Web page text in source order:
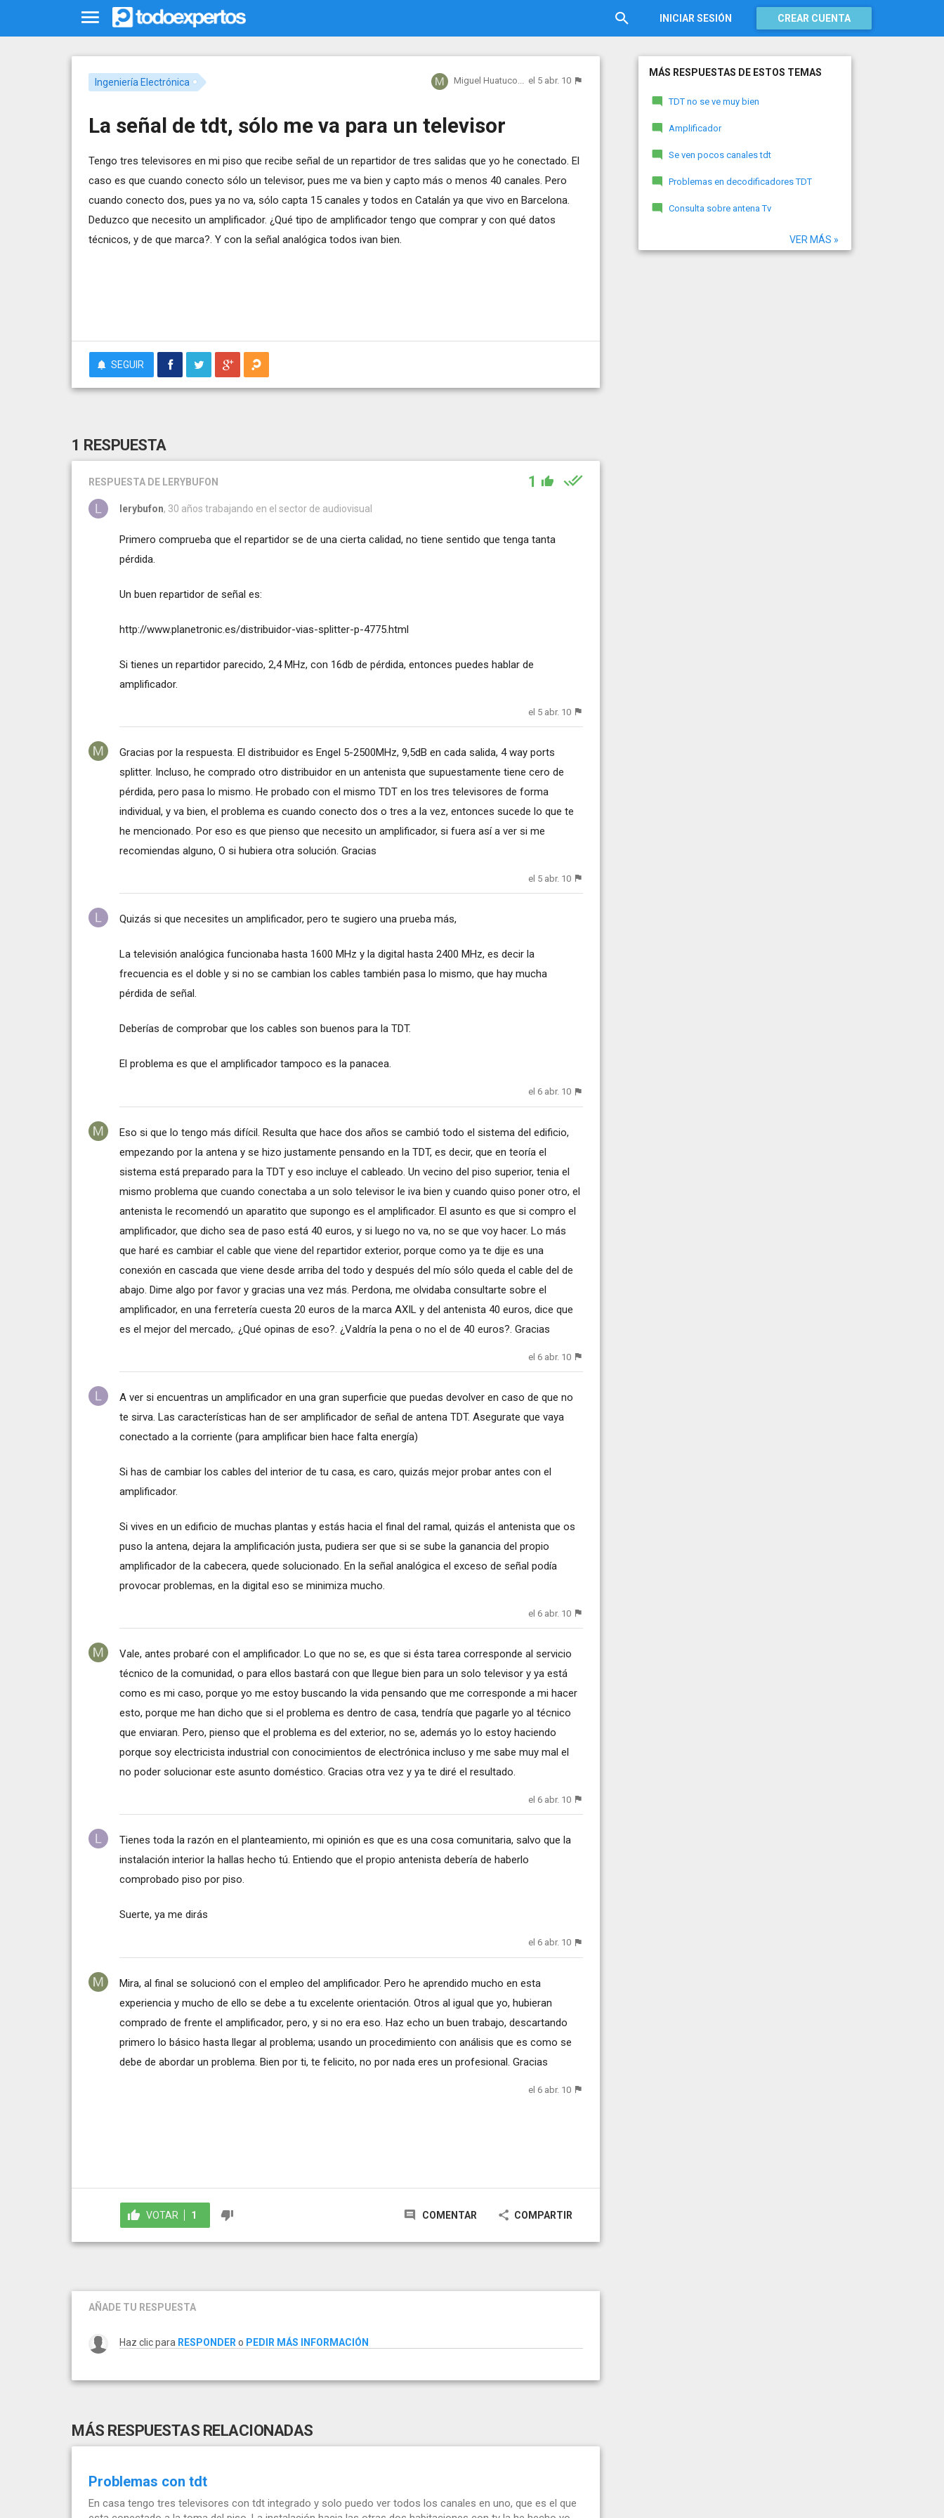
INICIAR SESIÓN CREAR CUENTA
Ingeniería Electrónica Miguel Huatuco... el 5 abr. 10
La señal de tdt, sólo me va para un televisor
Tengo tres televisores en mi piso que recibe señal de un repartidor de tres salidas que yo he conectado. El
caso es que cuando conecto sólo un televisor, pues me va bien y capto más o menos 40 canales. Pero
cuando conecto dos, pues ya no va, sólo capta 15 canales y todos en Catalán ya que vivo en Barcelona.
Deduzco que necesito un amplificador. ¿Qué tipo de amplificador tengo que comprar y con qué datos
técnicos, y de que marca?. Y con la señal analógica todos ivan bien.
SEGUIR
1 RESPUESTA
RESPUESTA DE LERYBUFON 1
lerybufon, 30 años trabajando en el sector de audiovisual
Primero comprueba que el repartidor se de una cierta calidad, no tiene sentido que tenga tanta
pérdida.
Un buen repartidor de señal es:
http://www.planetronic.es/distribuidor-vias-splitter-p-4775.html
Si tienes un repartidor parecido, 2,4 MHz, con 16db de pérdida, entonces puedes hablar de
amplificador.
el 5 abr. 10
Gracias por la respuesta. El distribuidor es Engel 5-2500MHz, 9,5dB en cada salida, 4 way ports
splitter. Incluso, he comprado otro distribuidor en un antenista que supuestamente tiene cero de
pérdida, pero pasa lo mismo. He probado con el mismo TDT en los tres televisores de forma
individual, y va bien, el problema es cuando conecto dos o tres a la vez, entonces sucede lo que te
he mencionado. Por eso es que pienso que necesito un amplificador, si fuera así a ver si me
recomiendas alguno, O si hubiera otra solución. Gracias
el 5 abr. 10
Quizás si que necesites un amplificador, pero te sugiero una prueba más,
La televisión analógica funcionaba hasta 1600 MHz y la digital hasta 2400 MHz, es decir la
frecuencia es el doble y si no se cambian los cables también pasa lo mismo, que hay mucha
pérdida de señal.
Deberías de comprobar que los cables son buenos para la TDT.
El problema es que el amplificador tampoco es la panacea.
el 6 abr. 10
Eso si que lo tengo más difícil. Resulta que hace dos años se cambió todo el sistema del edificio,
empezando por la antena y se hizo justamente pensando en la TDT, es decir, que en teoría el
sistema está preparado para la TDT y eso incluye el cableado. Un vecino del piso superior, tenia el
mismo problema que cuando conectaba a un solo televisor le iva bien y cuando quiso poner otro, el
antenista le recomendó un aparatito que supongo es el amplificador. El asunto es que si compro el
amplificador, que dicho sea de paso está 40 euros, y si luego no va, no se que voy hacer. Lo más
que haré es cambiar el cable que viene del repartidor exterior, porque como ya te dije es una
conexión en cascada que viene desde arriba del todo y después del mío sólo queda el cable del de
abajo. Dime algo por favor y gracias una vez más. Perdona, me olvidaba consultarte sobre el
amplificador, en una ferretería cuesta 20 euros de la marca AXIL y del antenista 40 euros, dice que
es el mejor del mercado,. ¿Qué opinas de eso?. ¿Valdría la pena o no el de 40 euros?. Gracias
el 6 abr. 10
A ver si encuentras un amplificador en una gran superficie que puedas devolver en caso de que no
te sirva. Las características han de ser amplificador de señal de antena TDT. Asegurate que vaya
conectado a la corriente (para amplificar bien hace falta energía)
Si has de cambiar los cables del interior de tu casa, es caro, quizás mejor probar antes con el
amplificador.
Si vives en un edificio de muchas plantas y estás hacia el final del ramal, quizás el antenista que os
puso la antena, dejara la amplificación justa, pudiera ser que si se sube la ganancia del propio
amplificador de la cabecera, quede solucionado. En la señal analógica el exceso de señal podía
provocar problemas, en la digital eso se minimiza mucho.
el 6 abr. 10
Vale, antes probaré con el amplificador. Lo que no se, es que si ésta tarea corresponde al servicio
técnico de la comunidad, o para ellos bastará con que llegue bien para un solo televisor y ya está
como es mi caso, porque yo me estoy buscando la vida pensando que me corresponde a mi hacer
esto, porque me han dicho que si el problema es dentro de casa, tendría que pagarle yo al técnico
que enviaran. Pero, pienso que el problema es del exterior, no se, además yo lo estoy haciendo
porque soy electricista industrial con conocimientos de electrónica incluso y me sabe muy mal el
no poder solucionar este asunto doméstico. Gracias otra vez y ya te diré el resultado.
el 6 abr. 10
Tienes toda la razón en el planteamiento, mi opinión es que es una cosa comunitaria, salvo que la
instalación interior la hallas hecho tú. Entiendo que el propio antenista debería de haberlo
comprobado piso por piso.
Suerte, ya me dirás
el 6 abr. 10
Mira, al final se solucionó con el empleo del amplificador. Pero he aprendido mucho en esta
experiencia y mucho de ello se debe a tu excelente orientación. Otros al igual que yo, hubieran
comprado de frente el amplificador, pero, y si no era eso. Haz echo un buen trabajo, descartando
primero lo básico hasta llegar al problema; usando un procedimiento con análisis que es como se
debe de abordar un problema. Bien por ti, te felicito, no por nada eres un profesional. Gracias
el 6 abr. 10
VOTAR 1 COMENTAR COMPARTIR
AÑADE TU RESPUESTA
Haz clic para RESPONDER o PEDIR MÁS INFORMACIÓN
MÁS RESPUESTAS RELACIONADAS
Problemas con tdt
En casa tengo tres televisores con tdt integrado y solo puedo ver todos los canales en uno, que es el que
MÁS RESPUESTAS DE ESTOS TEMAS
TDT no se ve muy bien
Amplificador
Se ven pocos canales tdt
Problemas en decodificadores TDT
Consulta sobre antena Tv
VER MÁS »